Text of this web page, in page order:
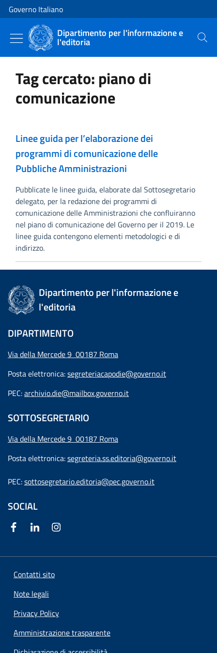
Vai al contenuto
Vai alla navigazione del sito
Governo Italiano
Dipartimento per l'informazione e
l'editoria Cerca
Tag cercato: piano di
comunicazione
Linee guida per l’elaborazione dei
programmi di comunicazione delle
Pubbliche Amministrazioni
Pubblicate le linee guida, elaborate dal Sottosegretario
delegato, per la redazione dei programmi di
comunicazione delle Amministrazioni che confluiranno
nel piano di comunicazione del Governo per il 2019. Le
linee guida contengono elementi metodologici e di
indirizzo.
Dipartimento per l'informazione e
l'editoria
DIPARTIMENTO
Via della Mercede 9 00187 Roma
Posta elettronica:segreteriacapodie@governo.it
PEC:archivio.die@mailbox.governo.it
SOTTOSEGRETARIO
Via della Mercede 9 00187 Roma
Posta elettronica:segreteria.ss.editoria@governo.it
PEC:sottosegretario.editoria@pec.governo.it
SOCIAL
Contatti sito
Note legali
Privacy Policy
Amministrazione trasparente